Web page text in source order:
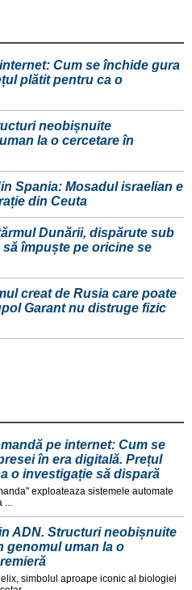
Cum se închide gura
plătit pentru ca o
neobișnuite
la o cercetare în
Spania: Mosadul israelian e
din Ceuta
Dunării, dispărute sub
împuște pe oricine se
creat de Rusia care poate
Garant nu distruge fizic
pe internet: Cum se
în era digitală. Prețul
o investigație să dispară
exploateaza sistemele automate
...
ADN. Structuri neobișnuite
genomul uman la o
simbolul aproape iconic al biologiei